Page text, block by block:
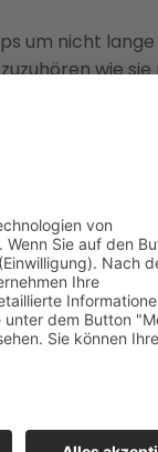
um nicht
wie